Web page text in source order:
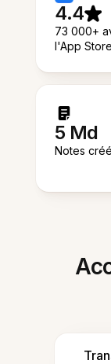
4.4
73 000+
l'App Store
5 Md
Notes